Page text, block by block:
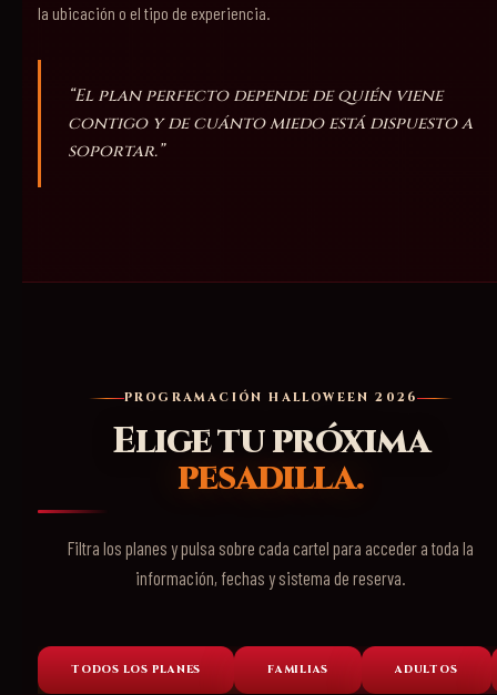
la ubicación o el tipo de experiencia.
“El plan perfecto depende de quién viene
contigo y de cuánto miedo está dispuesto a
soportar.”
PROGRAMACIÓN HALLOWEEN 2026
Elige tu próxima
pesadilla.
Filtra los planes y pulsa sobre cada cartel para acceder a toda la
información, fechas y sistema de reserva.
TODOS LOS PLANES FAMILIAS ADULTOS